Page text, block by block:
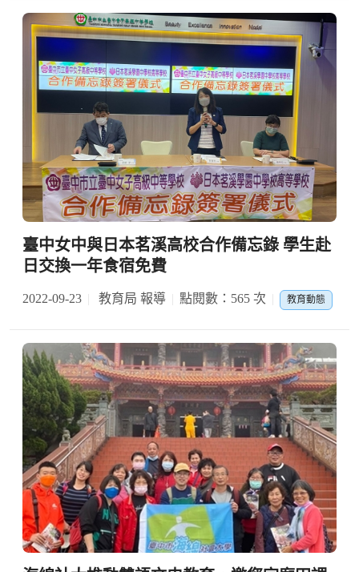
臺中女中與日本茗溪高校合作備忘錄 學生赴
日交換一年食宿免費
2022-09-23 教育局 報導 點閱數：565 次 教育動態